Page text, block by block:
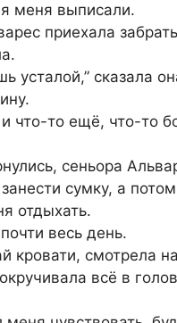
меня выписали.
приехала
усталой,” сказала
что-то ещё, что-то
сеньора
сумку, а потом
отдыхать.
весь день.
кровати, смотрела
всё в